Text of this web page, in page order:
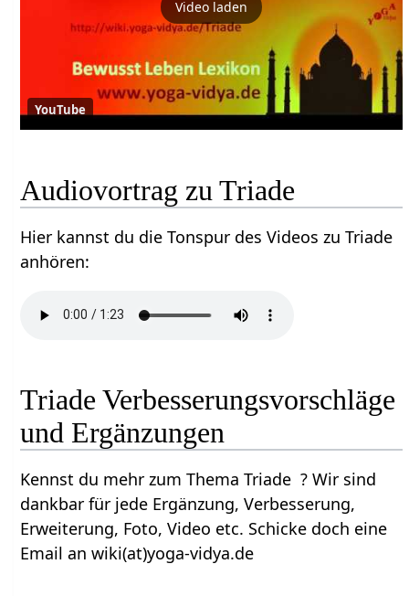
Video laden
YouTube
Audiovortrag zu Triade
Hier kannst du die Tonspur des Videos zu Triade
anhören:
Triade Verbesserungsvorschläge
und Ergänzungen
Kennst du mehr zum Thema Triade ? Wir sind
dankbar für jede Ergänzung, Verbesserung,
Erweiterung, Foto, Video etc. Schicke doch eine
Email an wiki(at)yoga-vidya.de